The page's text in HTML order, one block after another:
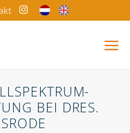
BEI DRES.